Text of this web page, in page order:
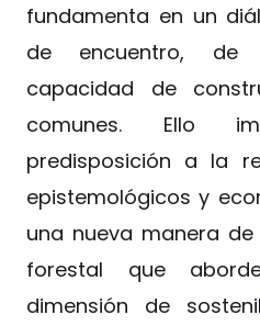
fundamenta en un
de encuentro, de
capacidad de
comunes. Ello
predisposición a la
epistemológicos y
una nueva manera
forestal que
dimensión de